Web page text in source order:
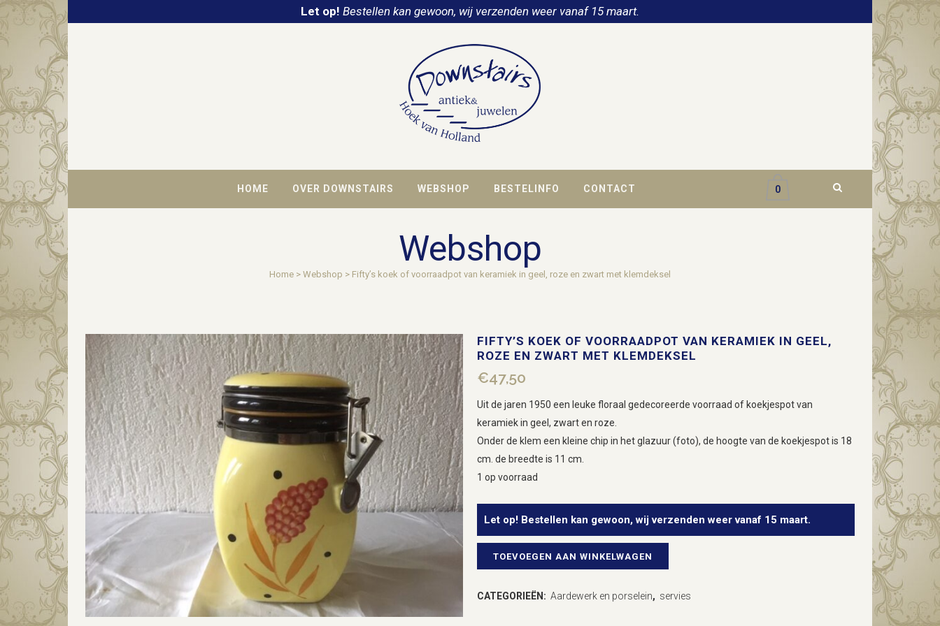
Let op! Bestellen kan gewoon, wij verzenden weer vanaf 15 maart.
HOME OVER DOWNSTAIRS WEBSHOP BESTELINFO CONTACT 0
Webshop
Home > Webshop > Fifty’s koek of voorraadpot van keramiek in geel, roze en zwart met klemdeksel
FIFTY’S KOEK OF VOORRAADPOT VAN KERAMIEK IN GEEL,
ROZE EN ZWART MET KLEMDEKSEL
€47,50
Uit de jaren 1950 een leuke floraal gedecoreerde voorraad of koekjespot van
keramiek in geel, zwart en roze.
Onder de klem een kleine chip in het glazuur (foto), de hoogte van de koekjespot is 18
cm. de breedte is 11 cm.
1 op voorraad
Let op! Bestellen kan gewoon, wij verzenden weer vanaf 15 maart.
Fifty'sTOEVOEGEN AAN WINKELWAGEN
CATEGORIEËN: Aardewerk en porselein, servies